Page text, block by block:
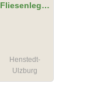
Fliesenleger
Komplettsan
ierung
Henstedt-
Ulzburg